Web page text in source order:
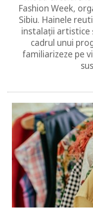
Fashion Week,
Sibiu. Hainele
instalații artistice
cadrul unui
familiarizeze pe